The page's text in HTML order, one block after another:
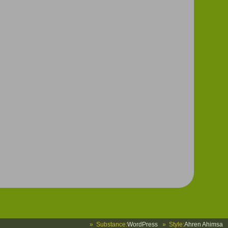
» Substance:WordPress » Style:Ahren Ahimsa